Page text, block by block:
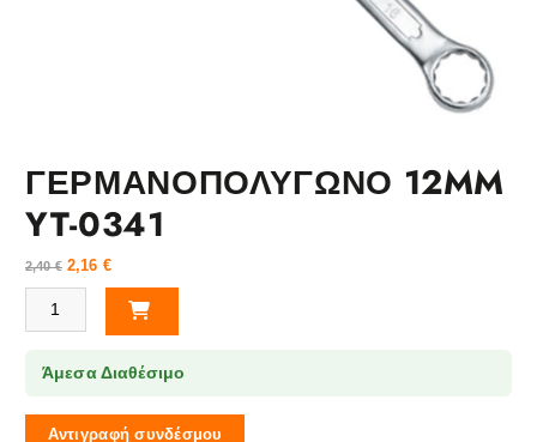
ΓΕΡΜΑΝΟΠΟΛΥΓΩΝΟ 12MM
YT-0341
2,40€ 2,16 €
ΓΕΡΜΑΝΟΠΟΛΥΓΩΝΟ 12MM YT-0341 ποσότητα
Άμεσα Διαθέσιμο
Αντιγραφή συνδέσμου